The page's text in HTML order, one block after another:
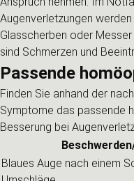
Augenverletzungen
Glasscherben oder
sind Schmerzen und
Passende
Finden Sie anhand der
Symptome das passende
Besserung bei
Blaues Auge nach einem